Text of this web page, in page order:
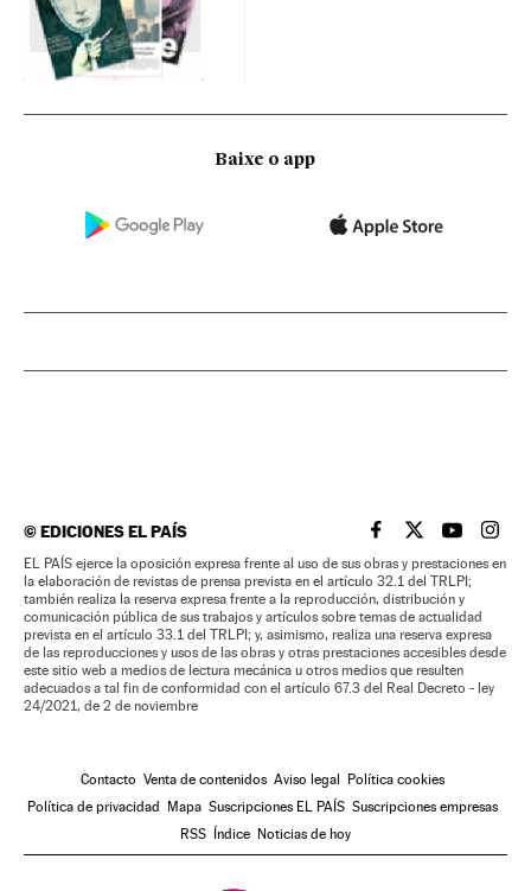
Baixe o app
©EDICIONES EL PAÍS EL PAÍS BRASIL EN
EL PAÍSEL PAÍS
EL
EL PAÍS ejerce la oposición expresa frente al uso de sus obras y prestaciones en
la elaboración de revistas de prensa prevista en el artículo 32.1 del TRLPI;
también realiza la reserva expresa frente a la reproducción, distribución y
comunicación pública de sus trabajos y artículos sobre temas de actualidad
prevista en el artículo 33.1 del TRLPI; y, asimismo, realiza una reserva expresa
de las reproducciones y usos de las obras y otras prestaciones accesibles desde
este sitio web a medios de lectura mecánica u otros medios que resulten
adecuados a tal fin de conformidad con el artículo 67.3 del Real Decreto - ley
24/2021, de 2 de noviembre
Contacto Venta de contenidos Aviso legal
Política cookies
Política de privacidad
Mapa Suscripciones EL PAÍS Suscripciones empresas
RSS
Índice Noticias de hoy